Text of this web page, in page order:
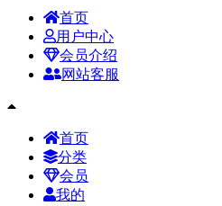
首页
用户中心
会员介绍
网站客服
首页
分类
会员
我的